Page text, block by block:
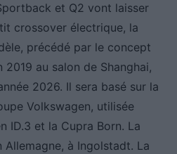
et Q2 vont laisser
crossover électrique, la
précédé par le concept
2019 au salon de Shanghai,
2026. Il sera basé sur la
Volkswagen, utilisée
ID.3 et la Cupra Born. La
à Ingolstadt. La